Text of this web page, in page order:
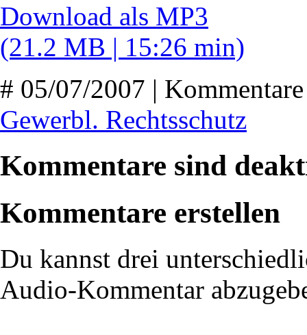
Download als MP3
(21.2 MB | 15:26 min)
# 05/07/2007 |
Gewerbl. Rechtsschutz
Kommentare sind
Kommentare erstellen
Du kannst drei
Audio-Kommentar